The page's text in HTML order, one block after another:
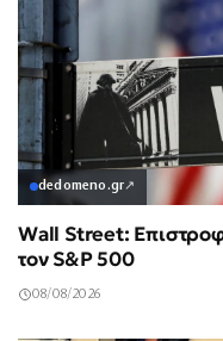
dedomeno.gr↗
Wall Street:
τον S&P 500
08/08/2026